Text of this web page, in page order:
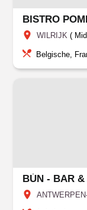
BISTRO
WILRIJK(
Belgische,
BÚN - BAR &